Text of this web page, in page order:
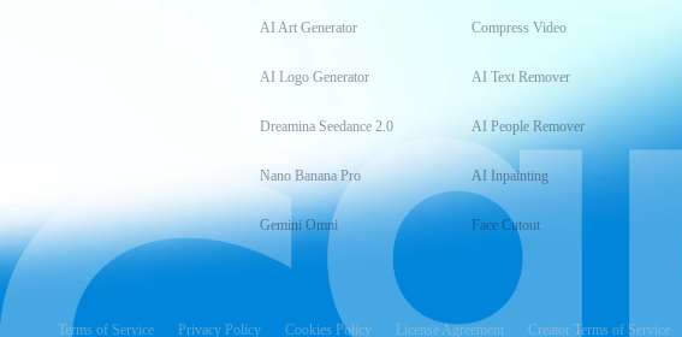
AI Art Generator
AI Logo Generator
Dreamina Seedance 2.0
Nano Banana Pro
Gemini Omni
Compress Video
AI Text Remover
AI People Remover
AI Inpainting
Face Cutout
Terms of Service Privacy Policy Cookies Policy License Agreement Creator Terms of Service